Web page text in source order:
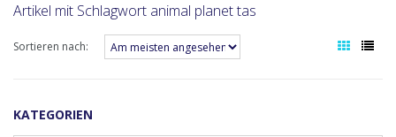
Artikel mit Schlagwort animal planet tas
Sortieren nach:
KATEGORIEN